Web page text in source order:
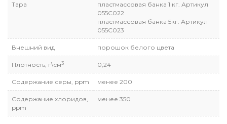
Тара
пластмассовая банка 1 кг. Артикул
055С022
пластмассовая банка 5кг. Артикул
055С023
Внешний вид порошок белого цвета
Плотность, г\см3 0,24
Содержание серы, ppm менее 200
Содержание хлоридов,
ppm
менее 350